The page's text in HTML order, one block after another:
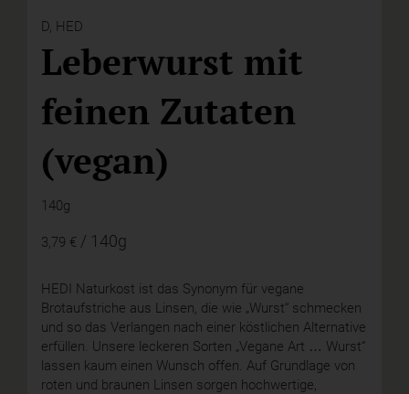
D, HED
Leberwurst mit
feinen Zutaten
(vegan)
140g
3,79 € / 140g
HEDI Naturkost ist das Synonym für vegane
Brotaufstriche aus Linsen, die wie „Wurst“ schmecken
und so das Verlangen nach einer köstlichen Alternative
erfüllen. Unsere leckeren Sorten „Vegane Art … Wurst“
lassen kaum einen Wunsch offen. Auf Grundlage von
roten und braunen Linsen sorgen hochwertige,